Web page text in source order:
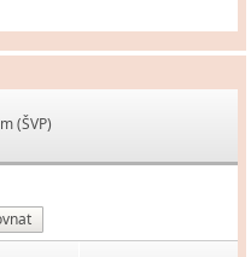
(ŠVP)